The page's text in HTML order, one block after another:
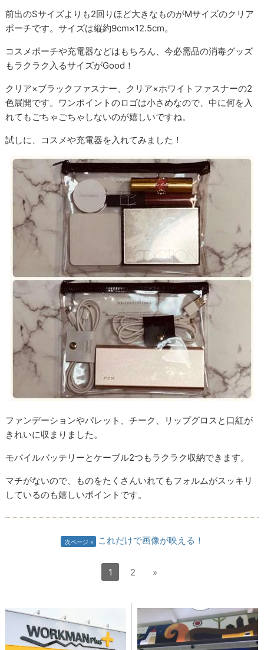
前出のSサイズよりも2回りほど大きなものがMサイズのクリア
ポーチです。サイズは縦約9cm×12.5cm。
コスメポーチや充電器などはもちろん、今必需品の消毒グッズ
もラクラク入るサイズがGood！
クリア×ブラックファスナー、クリア×ホワイトファスナーの2
色展開です。ワンポイントのロゴは小さめなので、中に何を入
れてもごちゃごちゃしないのが嬉しいですね。
試しに、コスメや充電器を入れてみました！
ファンデーションやパレット、チーク、リップグロスと口紅が
きれいに収まりました。
モバイルバッテリーとケーブル2つもラクラク収納できます。
マチがないので、ものをたくさんいれてもフォルムがスッキリ
しているのも嬉しいポイントです。
次ページ これだけで画像が映える！
1 2 »